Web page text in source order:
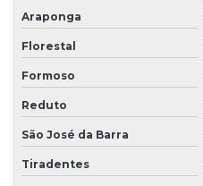
Araponga
Florestal
Formoso
Reduto
São José da Barra
Tiradentes